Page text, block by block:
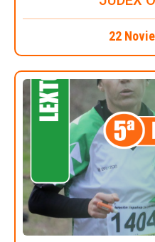
22